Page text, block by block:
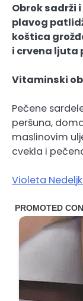
Obrok sadrži
plavog
koštica
i crvena ljuta
Vitaminski
Pečene
peršuna,
maslinovim
cvekla i
Violeta